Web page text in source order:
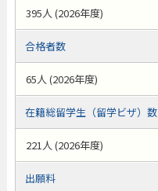
395人 (2026年度)
合格者数
65人 (2026年度)
在籍総留学生（留学ビザ）数
221人 (2026年度)
出願料